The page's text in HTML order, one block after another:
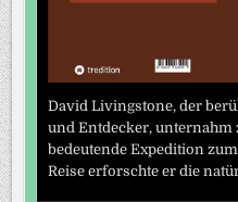
David Livingstone, der
und Entdecker, unternahm
bedeutende Expedition
Reise erforschte er die